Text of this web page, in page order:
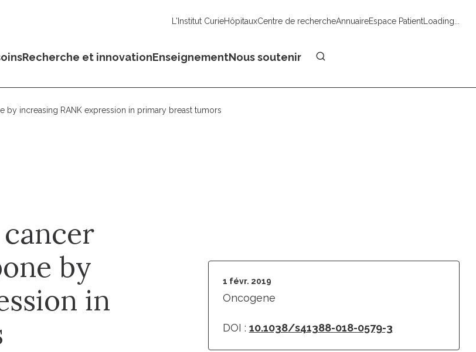
L'Institut CurieHôpitauxCentre de rechercheAnnuaireEspace PatientLoading...
Recherche et innovationEnseignementNous soutenir
by increasing RANK expression in primary breast tumors
by
in
1 févr. 2019
Oncogene
DOI : 10.1038/s41388-018-0579-3